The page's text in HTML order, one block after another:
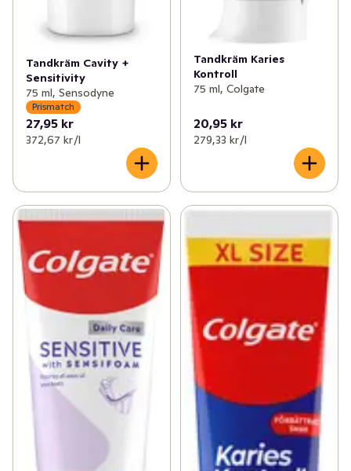
Tandkräm Cavity +
Sensitivity
75 ml, Sensodyne
Prismatch
27,95 kr
372,67 kr /l
Tandkräm Karies
Kontroll
75 ml, Colgate
20,95 kr
279,33 kr /l